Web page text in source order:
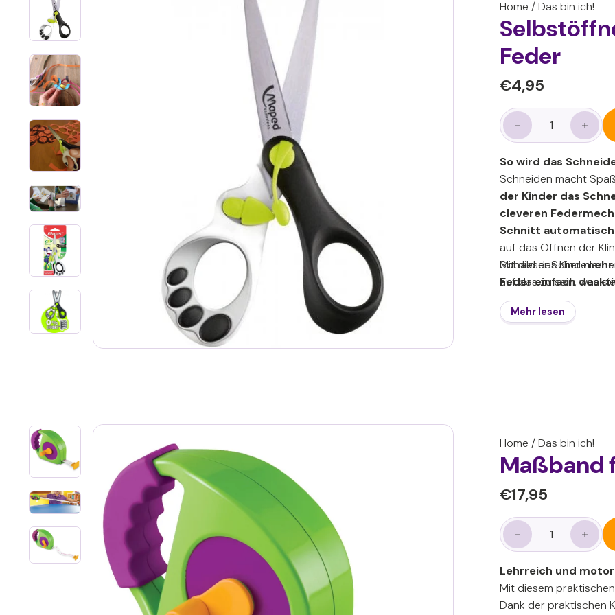
Home /Das bin ich!
Feder
Normaler
€4,95
So wird das
Schneiden macht
der Kinder das
cleveren
Schnitt automatisch
auf das Öffnen der
Sobald das Kind
Feder einfach
normale Schere und
üben – ein wichtiger
- hilft beim Erlernen
- wächst mit den
Mit dieser Schere
auf das zu sein, was
Mehr lesen
Home /Das bin ich!
Maßband
Normaler
€17,95
Lehrreich und
Mit diesem
Dank der praktischen